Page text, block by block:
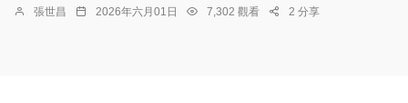
張世昌 2026年六月01日 7,302 觀看 2 分享